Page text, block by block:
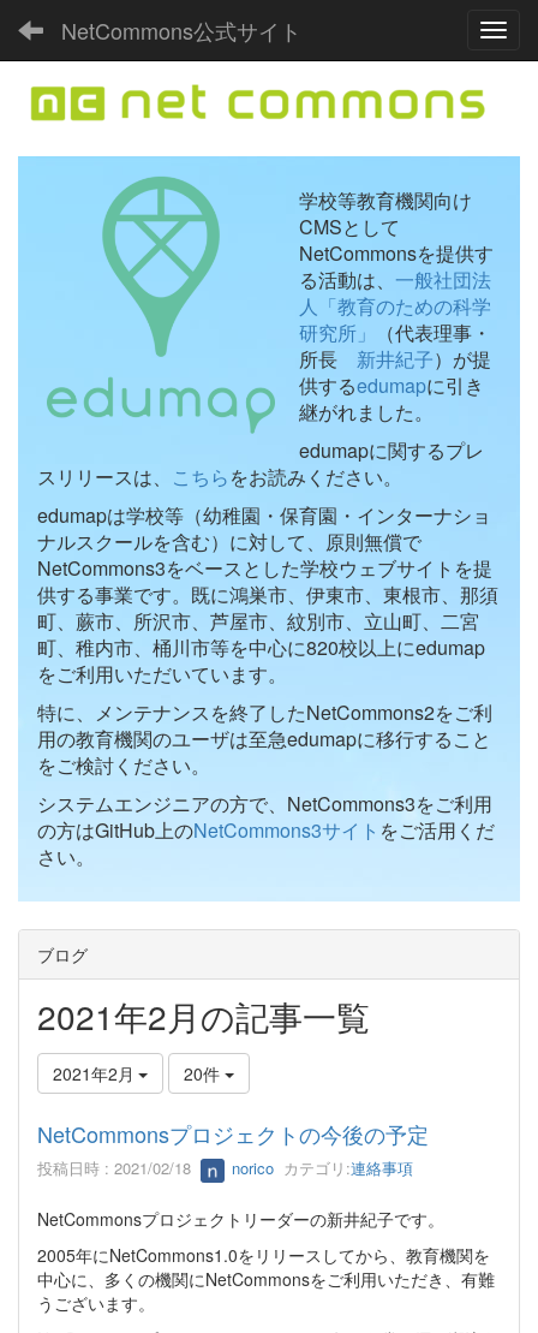
NetCommons公式サイト
学校等教育機関向け
CMSとして
NetCommonsを提供す
る活動は、 一般社団法
人「教育のための科学
研究所」
（代表理事・
所長 新井紀子）が提
供するedumapに引き
継がれました。
edumapに関するプレ
スリリースは、 こちらをお読みください。
edumapは学校等（幼稚園・保育園・インターナショ
ナルスクールを含む）に対して、原則無償で
NetCommons3をベースとした学校ウェブサイトを提
供する事業です。既に鴻巣市、伊東市、東根市、那須
町、蕨市、所沢市、芦屋市、紋別市、立山町、二宮
町、稚内市、桶川市等を中心に820校以上にedumap
をご利用いただいています。
特に、メンテナンスを終了したNetCommons2をご利
用の教育機関のユーザは至急edumapに移行すること
をご検討ください。
システムエンジニアの方で、NetCommons3をご利用
の方はGitHub上のNetCommons3サイト をご活用くだ
さい。
ブログ
2021年2月の記事一覧
2021年2月 20件
NetCommonsプロジェクトの今後の予定
投稿日時 : 2021/02/18 norico カテゴリ:連絡事項
NetCommonsプロジェクトリーダーの新井紀子です。
2005年にNetCommons1.0をリリースしてから、教育機関を
中心に、多くの機関にNetCommonsをご利用いただき、有難
うございます。